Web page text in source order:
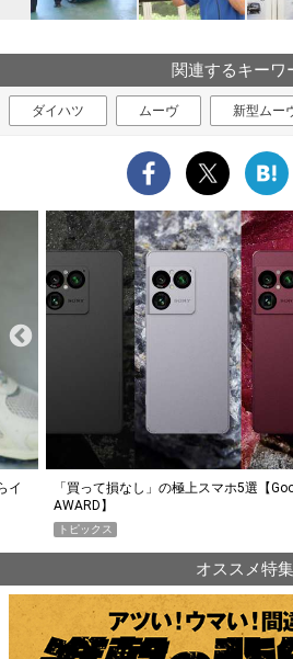
関連するキーワ
ダイハツ ムーヴ 新型ムー
イ
「買って損なし」の極上スマホ5選【
AWARD】
トピックス
オススメ特集